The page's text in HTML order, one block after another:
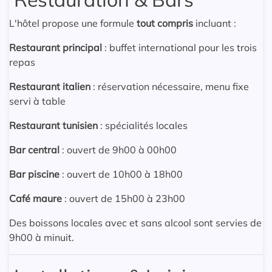
L'hôtel propose une formule tout compris incluant :
Restaurant principal : buffet international pour les trois
repas
Restaurant italien : réservation nécessaire, menu fixe
servi à table
Restaurant tunisien : spécialités locales
Bar central : ouvert de 9h00 à 00h00
Bar piscine : ouvert de 10h00 à 18h00
Café maure : ouvert de 15h00 à 23h00
Des boissons locales avec et sans alcool sont servies de
9h00 à minuit.